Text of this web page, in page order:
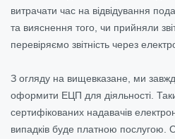
витрачати час на відвідування
та вияснення того, чи прийняли
перевіряємо звітність через
З огляду на вищевказане, ми
оформити ЕЦП для діяльності.
сертифікованих надавачів
випадків буде платною послугою.